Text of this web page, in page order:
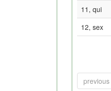
11, qui
12, sex
previous